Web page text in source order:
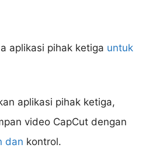
aplikasi pihak ketiga untuk
aplikasi pihak ketiga,
video CapCut dengan
dan kontrol.